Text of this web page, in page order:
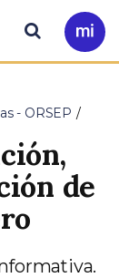
Ir
a
Buscar
- ORSEP
de